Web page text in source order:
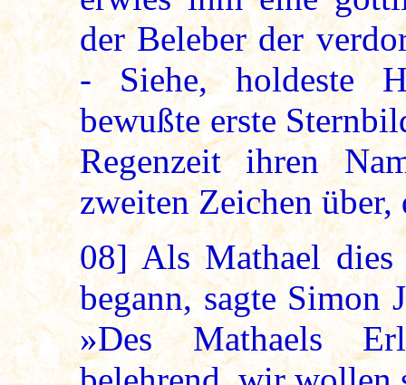
der Beleber der
- Siehe, holdeste
bewußte erste
Regenzeit ihren
zweiten Zeichen
08] Als Mathael dies
begann, sagte Simon
»Des Mathaels